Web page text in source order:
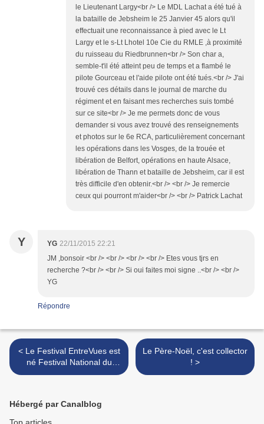
le Lieutenant Largy<br /> Le MDL Lachat a été tué à
la bataille de Jebsheim le 25 Janvier 45 alors qu'il
effectuait une reconnaissance à pied avec le Lt
Largy et le s-Lt Lhotel 10e Cie du RMLE ,à proximité
du ruisseau du Riedbrunnen<br /> Son char a,
semble-t'il été atteint peu de temps et a flambé le
pilote Gourceau et l'aide pilote ont été tués.<br /> J'ai
trouvé ces détails dans le journal de marche du
régiment et en faisant mes recherches suis tombé
sur ce site<br /> Je me permets donc de vous
demander si vous avez trouvé des renseignements
et photos sur le 6e RCA, particulièrement concernant
les opérations dans les Vosges, de la trouée et
libération de Belfort, opérations en haute Alsace,
libération de Thann et bataille de Jebsheim, car il est
très difficile d'en obtenir.<br /> <br /> Je remercie
ceux qui pourront m'aider<br /> <br /> Patrick Lachat
Y YG 22/11/2015 22:21
JM ,bonsoir <br /> <br /> <br /> <br /> Etes vous tjrs en
recherche ?<br /> <br /> Si oui faites moi signe ..<br /> <br />
YG
Répondre
< Le Festival EntreVues est
né Festival National du
cinéma des Jeunes Auteurs
chronologique !
Le Père-Noël, c'est collector
! >
Hébergé par Canalblog
Top articles